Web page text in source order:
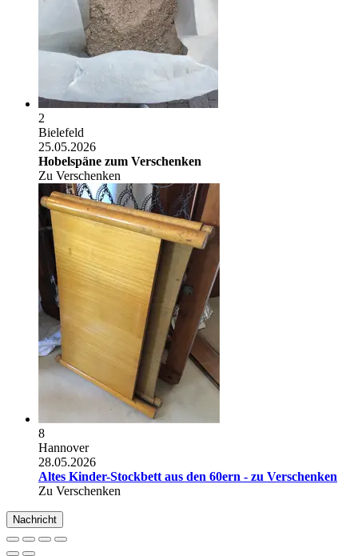
2
Bielefeld
25.05.2026
Hobelspäne zum Verschenken
Zu Verschenken
8
Hannover
28.05.2026
Altes Kinder-Stockbett aus den 60ern - zu Verschenken
Zu Verschenken
Nachricht